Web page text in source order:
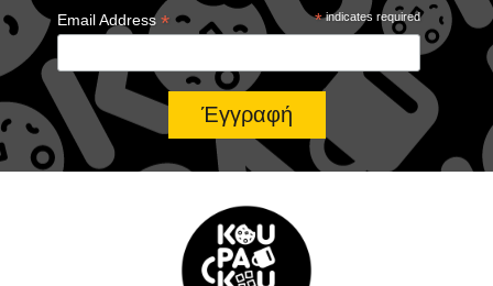
*indicates required
Email Address*